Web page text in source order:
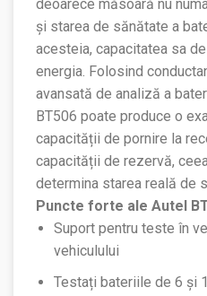
deoarece măsoară nu
și starea de sănătate a
acesteia, capacitatea sa
energia. Folosind
avansată de analiză a
BT506 poate produce o
capacității de pornire la
capacității de rezervă,
determina starea reală de
Puncte forte ale Autel
Suport pentru teste în
vehiculului
Testați bateriile de 6 și